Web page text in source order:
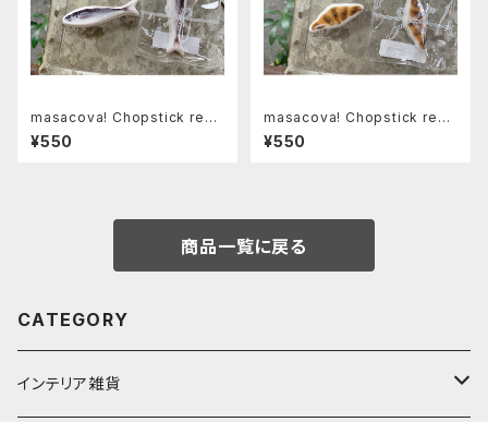
masacova! Chopstick rest
フィッシュ
¥550
masacova! Chopstick rest
クロワッサン
¥550
商品一覧に戻る
CATEGORY
インテリア雑貨